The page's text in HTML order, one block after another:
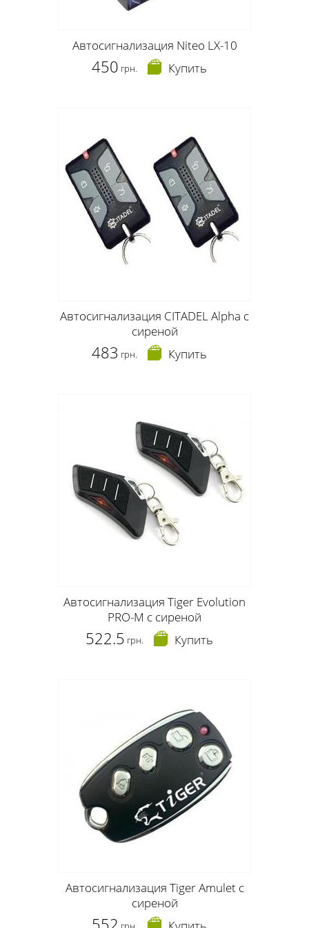
Автосигнализация Niteo LX-10
450 грн. Купить
Автосигнализация CITADEL Alpha с
сиреной
483 грн. Купить
Автосигнализация Tiger Evolution
PRO-M с сиреной
522.5 грн. Купить
Автосигнализация Tiger Amulet с
сиреной
552 грн.